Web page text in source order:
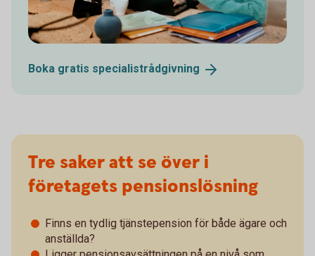
Boka gratis specialistrådgivning
Tre saker att se över i
företagets pensionslösning
Finns en tydlig tjänstepension för både ägare och
anställda?